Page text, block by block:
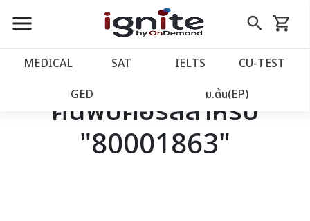
close
account_balance หน้าแรก
เว็บไซต์อิกไนท์
โปรโมชั่น
menu search
Skip
to
shopping_cart
รถเข็น
MEDICAL SAT IELTS CU‑TEST
GED ม.ต้น(EP)
ค้นพบคอร์สสำหรับ
"80001863"